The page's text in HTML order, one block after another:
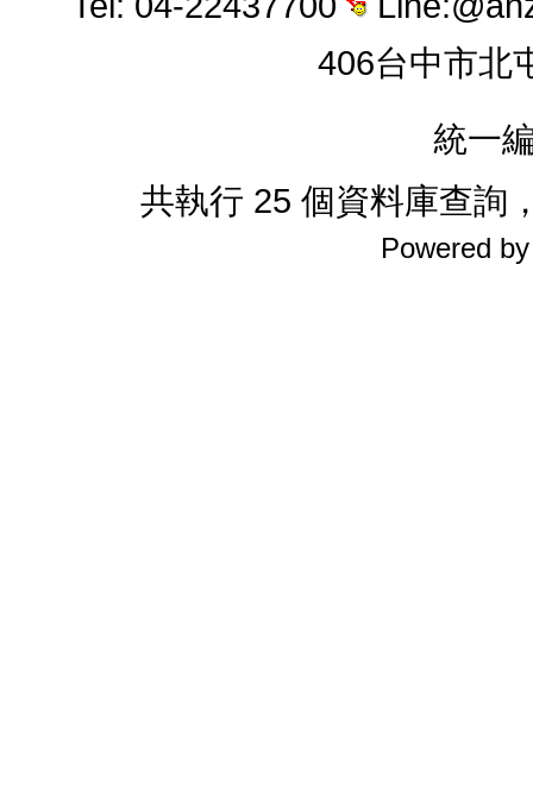
406台中市北
統一
共執行 25 個資料庫查詢
Powered